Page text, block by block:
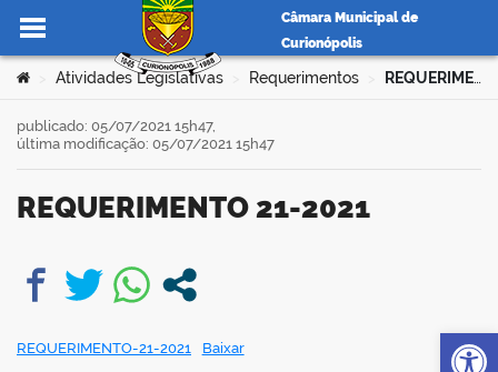
Ir para o conteúdo
Câmara Municipal de
Curionópolis
portal
Você está aqui:
Atividades Legislativas Requerimentos REQUERIMENTO 21-2021
REQUERIMENTO 21-2021
publicado: 05/07/2021 15h47,
última modificação: 05/07/2021 15h47
REQUERIMENTO-21-2021 Baixar